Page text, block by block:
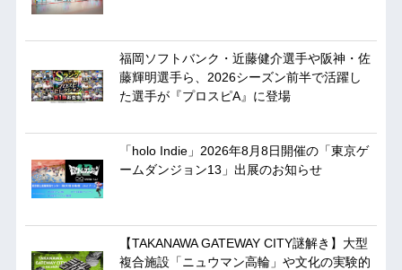
福岡ソフトバンク・近藤健介選手や阪神・佐
藤輝明選手ら、2026シーズン前半で活躍し
た選手が『プロスピA』に登場
「holo Indie」2026年8月8日開催の「東京ゲ
ームダンジョン13」出展のお知らせ
【TAKANAWA GATEWAY CITY謎解き】大型
複合施設「ニュウマン高輪」や文化の実験的